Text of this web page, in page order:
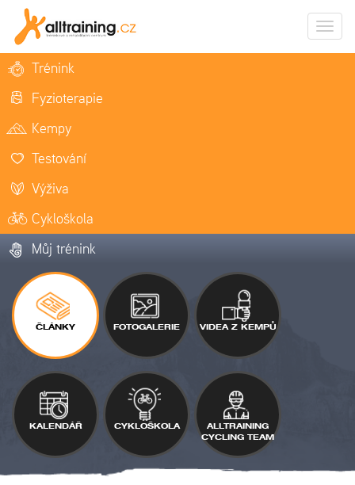
Trénink
Fyzioterapie
Kempy
Testování
Výživa
Cykloškola
Můj trénink
ČLÁNKY FOTOGALERIE VIDEA Z KEMPŮ
KALENDÁŘ CYKLOŠKOLA
ALLTRAINING
CYCLING TEAM